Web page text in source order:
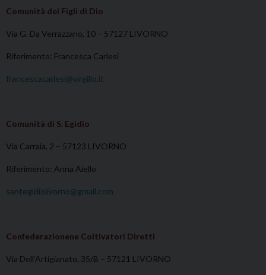
Comunità dei Figli di Dio
Via G. Da Verrazzano, 10 – 57127 LIVORNO
Riferimento: Francesca Carlesi
francescacarlesi@virgilio.it
Comunità di S. Egidio
Via Carraia, 2 – 57123 LIVORNO
Riferimento: Anna Aiello
santegidiolivorno@gmail.com
Confederazionene Coltivatori Diretti
Via Dell’Artigianato, 35/B – 57121 LIVORNO